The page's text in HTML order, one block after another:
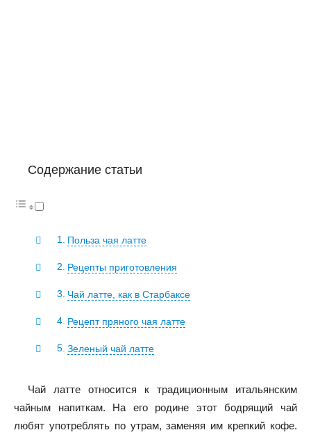
Содержание статьи
Польза чая латте
Рецепты приготовления
Чай латте, как в Старбаксе
Рецепт пряного чая латте
Зеленый чай латте
Чай латте относится к традиционным итальянским
чайным напиткам. На его родине этот бодрящий чай
любят употреблять по утрам, заменяя им крепкий кофе.